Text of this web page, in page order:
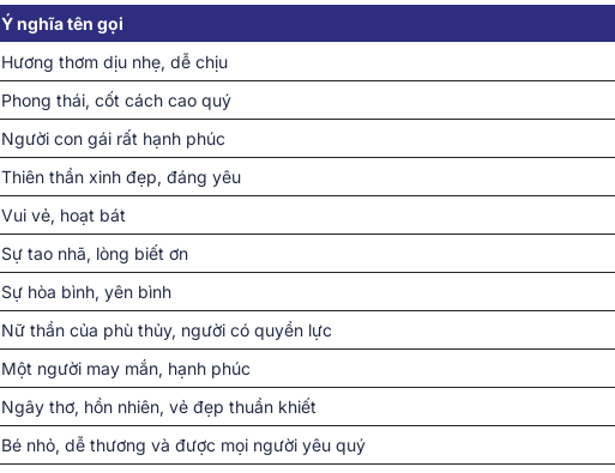
Ý nghĩa tên gọi
Hương thơm dịu nhẹ, dễ chịu
Phong thái, cốt cách cao quý
Người con gái rất hạnh phúc
Thiên thần xinh đẹp, đáng yêu
Vui vẻ, hoạt bát
Sự tao nhã, lòng biết ơn
Sự hòa bình, yên bình
Nữ thần của phù thủy, người có quyền lực
Một người may mắn, hạnh phúc
Ngây thơ, hồn nhiên, vẻ đẹp thuần khiết
Bé nhỏ, dễ thương và được mọi người yêu quý